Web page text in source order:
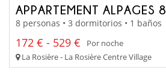
APPARTEMENT ALPAGES 8
8 personas • 3 dormitorios • 1 baños
172 € - 529 €
Por noche
La Rosière - La Rosière Centre Village